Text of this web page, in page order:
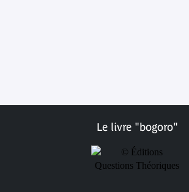
Le livre "bogoro"